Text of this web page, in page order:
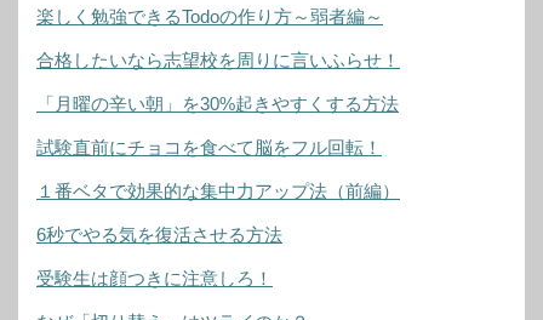
楽しく勉強できるTodoの作り方～弱者編～
合格したいなら志望校を周りに言いふらせ！
「月曜の辛い朝」を30%起きやすくする方法
試験直前にチョコを食べて脳をフル回転！
１番ベタで効果的な集中力アップ法（前編）
6秒でやる気を復活させる方法
受験生は顔つきに注意しろ！